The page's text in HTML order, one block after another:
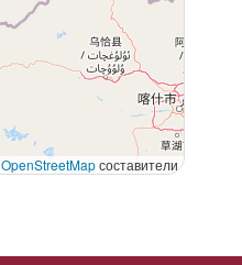
OpenStreetMapсоставители